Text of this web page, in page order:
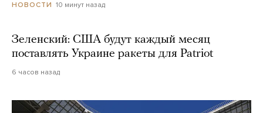
НОВОСТИ 10 минут назад
Зеленский: США будут каждый месяц
поставлять Украине ракеты для Patriot
6 часов назад